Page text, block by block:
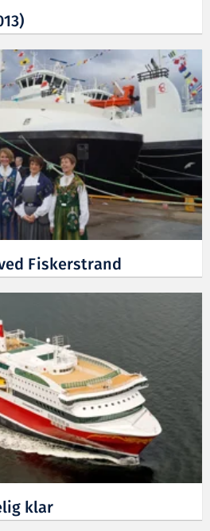
Fiskerstrand
klar